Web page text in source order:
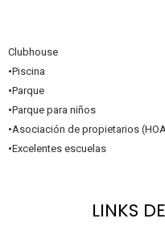
Clubhouse
•Piscina
•Parque
•Parque para niños
•Asociación de propietarios
•Excelentes escuelas
LINKS